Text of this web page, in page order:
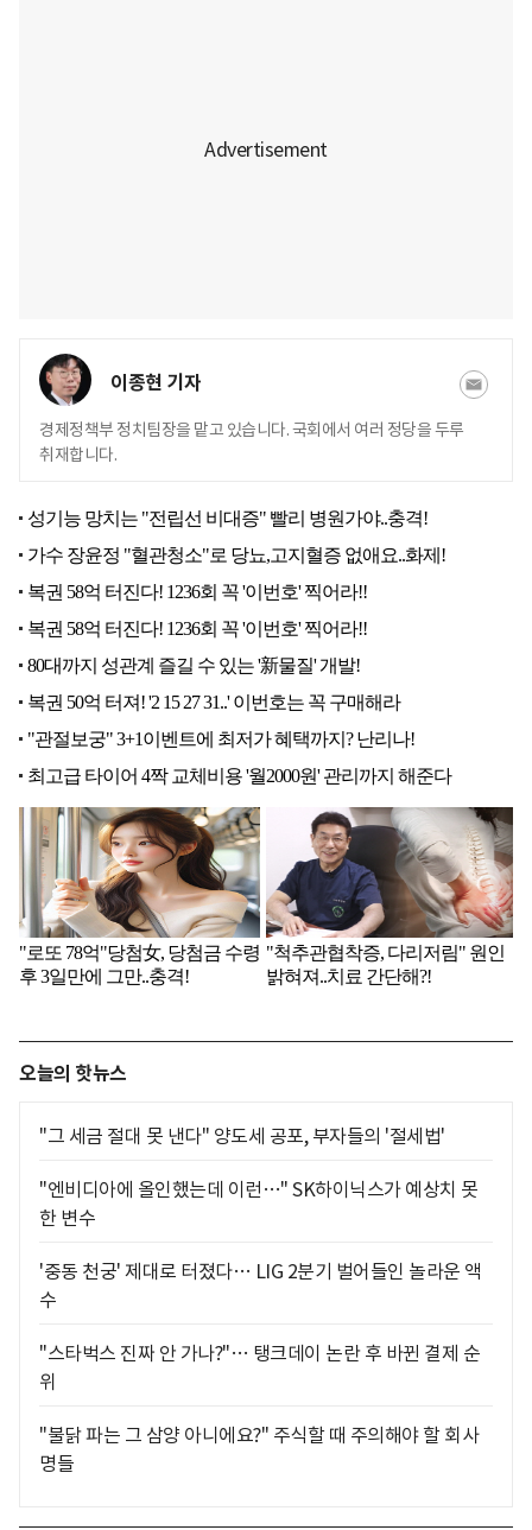
이종현 기자
경제정책부 정치팀장을 맡고 있습니다. 국회에서 여러 정당을 두루
취재합니다.
오늘의 핫뉴스
"그 세금 절대 못 낸다" 양도세 공포, 부자들의 '절세법'
"엔비디아에 올인했는데 이런…" SK하이닉스가 예상치 못
한 변수
'중동 천궁' 제대로 터졌다… LIG 2분기 벌어들인 놀라운 액
수
"스타벅스 진짜 안 가나?"… 탱크데이 논란 후 바뀐 결제 순
위
"불닭 파는 그 삼양 아니에요?" 주식할 때 주의해야 할 회사
명들